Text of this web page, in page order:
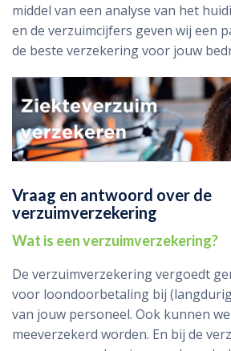
middel van een analyse van het
en de verzuimcijfers geven wij een
de beste verzekering voor jouw
Vraag en antwoord over de
verzuimverzekering
Wat is een verzuimverzekering?
De verzuimverzekering vergoedt
voor loondoorbetaling bij
van jouw personeel. Ook kunnen
meeverzekerd worden. En bij de